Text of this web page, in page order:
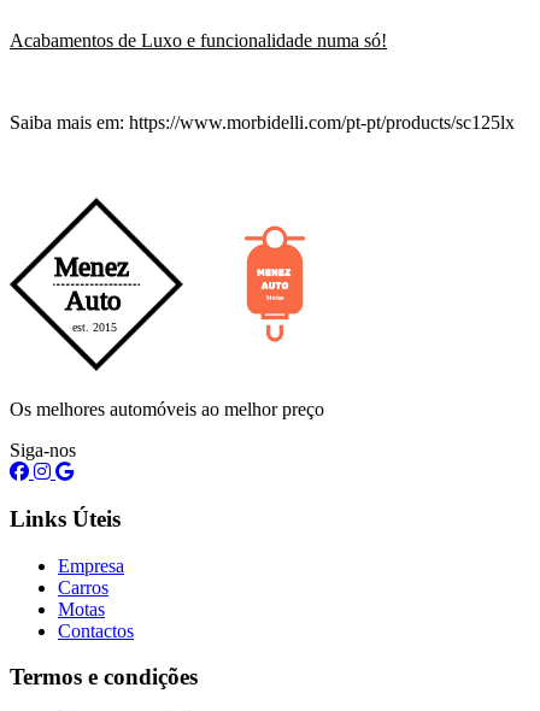
Acabamentos de Luxo e funcionalidade numa só!
Saiba mais em: https://www.morbidelli.com/pt-pt/products/sc125lx
Os melhores automóveis ao melhor preço
Siga-nos
Links Úteis
Empresa
Carros
Motas
Contactos
Termos e condições